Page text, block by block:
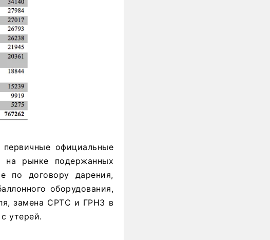
официальные
рынке подержанных
по договору дарения,
оборудования,
замена СРТС и ГРНЗ в
утерей.